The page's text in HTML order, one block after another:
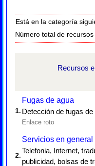
Está en la categoría
Número total de
Recursos
1.
Fugas de agua
Detección de fugas
Enlace roto
2.
Servicios en general
Telefonia, Internet,
publicidad, bolsas de